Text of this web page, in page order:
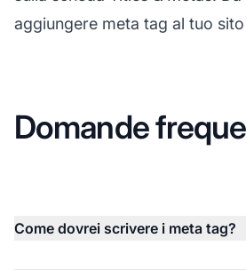
aggiungere meta tag al tuo
Domande
Come dovrei scrivere i meta tag?